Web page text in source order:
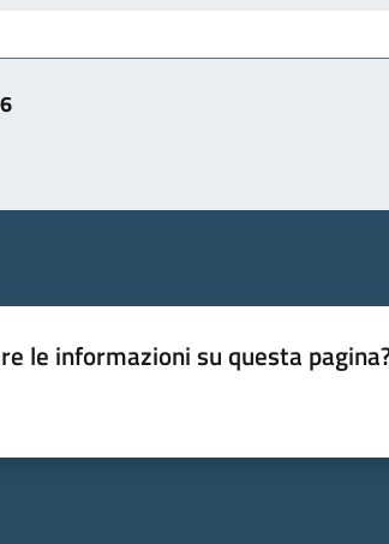
le informazioni su questa